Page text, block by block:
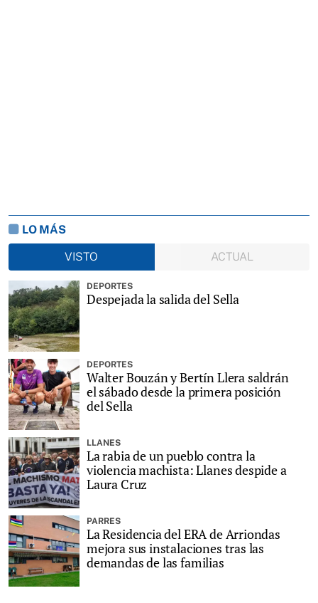
LO MÁS
VISTO
ACTUAL
DEPORTES
Despejada la salida del Sella
DEPORTES
Walter Bouzán y Bertín Llera saldrán
el sábado desde la primera posición
del Sella
LLANES
La rabia de un pueblo contra la
violencia machista: Llanes despide a
Laura Cruz
PARRES
La Residencia del ERA de Arriondas
mejora sus instalaciones tras las
demandas de las familias